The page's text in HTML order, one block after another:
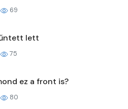
69
lett
75
ez a front is?
80